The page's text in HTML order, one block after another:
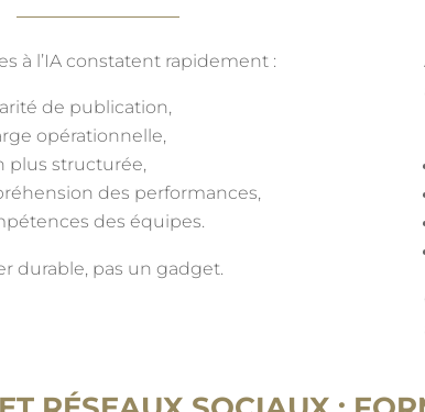
à l’IA constatent rapidement :
de publication,
opérationnelle,
plus structurée,
des performances,
des équipes.
durable, pas un gadget.